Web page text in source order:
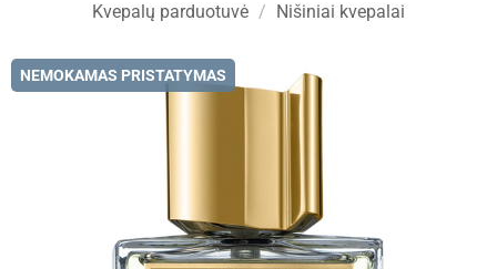
Kvepalų parduotuvė / Nišiniai kvepalai
NEMOKAMAS PRISTATYMAS